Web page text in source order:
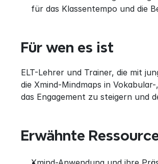
für das Klassentempo und die
Für wen es ist
ELT-Lehrer und Trainer, die mit
die Xmind-Mindmaps in
das Engagement zu steigern und
Erwähnte